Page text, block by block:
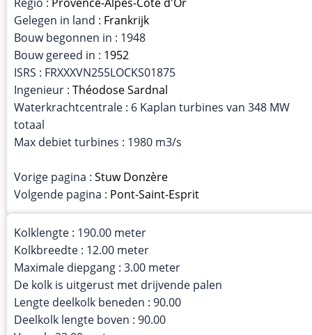
Gelegen in land : Frankrijk
Bouw begonnen in : 1948
Bouw gereed in : 1952
ISRS : FRXXXVN255LOCKS01875
Ingenieur : Théodose Sardnal
Waterkrachtcentrale : 6 Kaplan turbines van 348 MW
totaal
Max debiet turbines : 1980 m3/s
Vorige pagina : Stuw Donzère
Volgende pagina : Pont-Saint-Esprit
Kolklengte : 190.00 meter
Kolkbreedte : 12.00 meter
Maximale diepgang : 3.00 meter
De kolk is uitgerust met drijvende palen
Lengte deelkolk beneden : 90.00
Deelkolk lengte boven : 90.00